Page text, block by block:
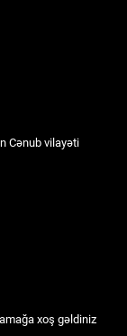
Cənub vilayəti
xoş gəldiniz